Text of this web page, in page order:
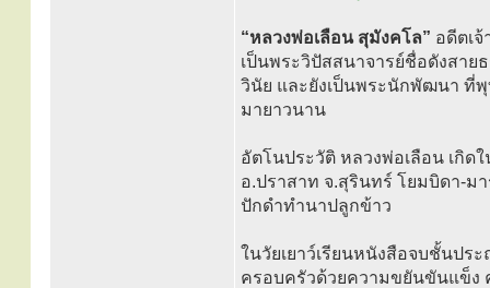
“หลวงพ่อเลือน สุมังคโล” อดีตเ
เป็นพระวิปัสสนาจารย์ชื่อดังสาย
วินัย และยังเป็นพระนักพัฒนา ที่
มายาวนาน
อัตโนประวัติ หลวงพ่อเลือน เกิด
อ.ปราสาท จ.สุรินทร์ โยมบิดา-ม
ปักดำทำนาปลูกข้าว
ในวัยเยาว์เรียนหนังสือจบชั้นปร
ครอบครัวด้วยความขยันขันแข็ง